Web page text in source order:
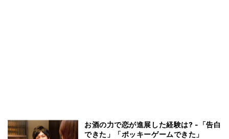
お酒の力で恋が進展した経験は? -「告白
できた」「ポッキーゲームできた」